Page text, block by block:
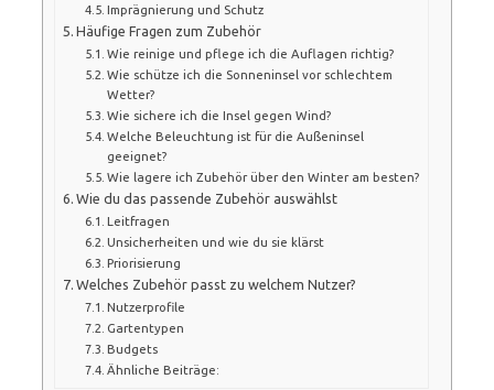
Imprägnierung und Schutz
Häufige Fragen zum Zubehör
Wie reinige und pflege ich die Auflagen richtig?
Wie schütze ich die Sonneninsel vor schlechtem
Wetter?
Wie sichere ich die Insel gegen Wind?
Welche Beleuchtung ist für die Außeninsel
geeignet?
Wie lagere ich Zubehör über den Winter am besten?
Wie du das passende Zubehör auswählst
Leitfragen
Unsicherheiten und wie du sie klärst
Priorisierung
Welches Zubehör passt zu welchem Nutzer?
Nutzerprofile
Gartentypen
Budgets
Ähnliche Beiträge: